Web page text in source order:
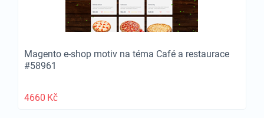
Magento e-shop motiv na téma Café a restaurace
#58961
4660 Kč